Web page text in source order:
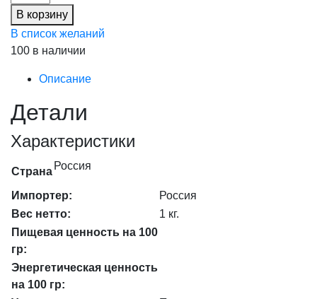
46,00 ₽.
Белокочанная,
кг,
кг
количество
В корзину
В список желаний
100 в наличии
Описание
Детали
Характеристики
Страна Россия
Импортер:
Россия
Вес нетто:
1 кг.
Пищевая ценность на 100
гр:
Энергетическая ценность
на 100 гр: